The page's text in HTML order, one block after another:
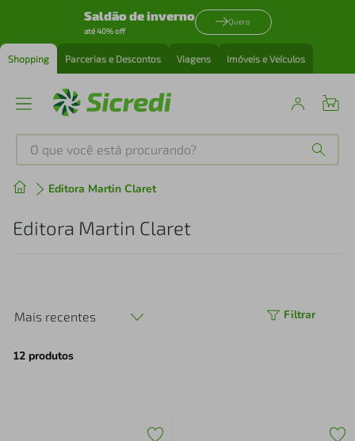
Saldão de inverno
até 40% off
Quero
Shopping Parcerias e Descontos Viagens Imóveis e Veículos
O que você está procurando?
Editora Martin Claret
Editora Martin Claret
Mais recentes Filtrar
12 produtos
Produtos mais buscados
1 tenis
perfume
4º air fryer